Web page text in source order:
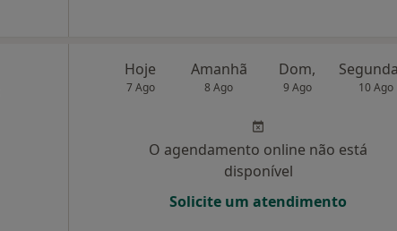
Hoje
7 Ago
Amanhã
8 Ago
Dom,
9 Ago 10 Ago
O agendamento online não está
disponível
Solicite um atendimento